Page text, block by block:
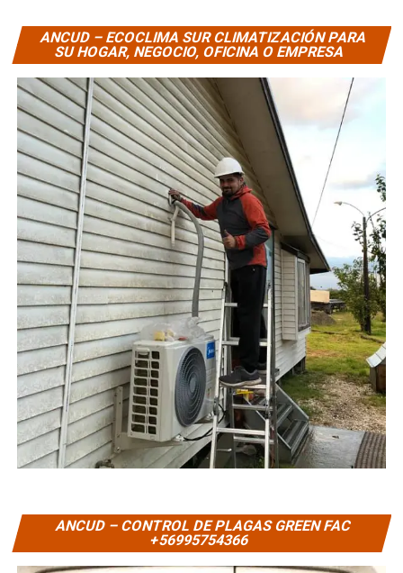
ANCUD – ECOCLIMA SUR CLIMATIZACIÓN PARA
SU HOGAR, NEGOCIO, OFICINA O EMPRESA
ANCUD – CONTROL DE PLAGAS GREEN FAC
+56995754366